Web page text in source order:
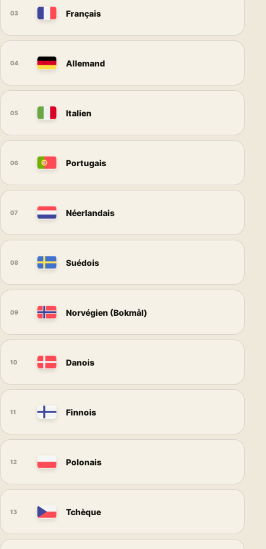
03 Français
04 Allemand
05 Italien
06 Portugais
07 Néerlandais
08 Suédois
09 Norvégien (Bokmål)
10 Danois
11 Finnois
12 Polonais
13 Tchèque